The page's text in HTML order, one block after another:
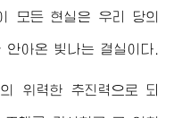
모든 현실은 우리 당의
아온 빛나는 결실이다.
위력한 추진력으로 되